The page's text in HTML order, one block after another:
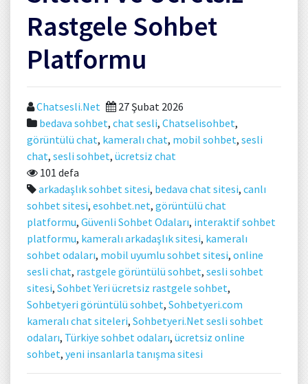
Rastgele Sohbet
Platformu
Chatsesli.Net
27 Şubat 2026
bedava sohbet, chat sesli, Chatselisohbet,
görüntülü chat, kameralı chat, mobil sohbet, sesli
chat, sesli sohbet, ücretsiz chat
101 defa
arkadaşlık sohbet sitesi, bedava chat sitesi, canlı
sohbet sitesi, esohbet.net, görüntülü chat
platformu, Güvenli Sohbet Odaları, interaktif sohbet
platformu, kameralı arkadaşlık sitesi, kameralı
sohbet odaları, mobil uyumlu sohbet sitesi, online
sesli chat, rastgele görüntülü sohbet, sesli sohbet
sitesi, Sohbet Yeri ücretsiz rastgele sohbet,
Sohbetyeri görüntülü sohbet, Sohbetyeri.com
kameralı chat siteleri, Sohbetyeri.Net sesli sohbet
odaları, Türkiye sohbet odaları, ücretsiz online
sohbet, yeni insanlarla tanışma sitesi